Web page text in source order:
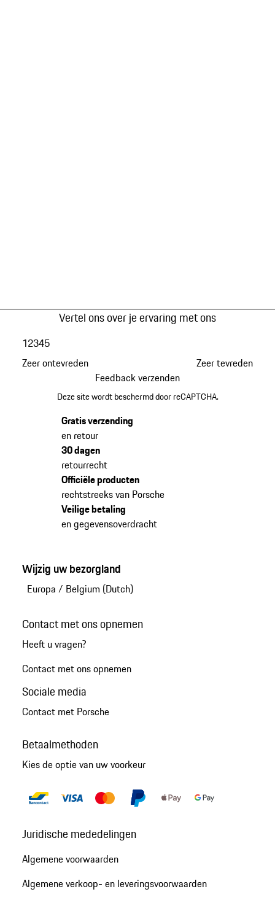
Vertel ons over je ervaring met ons
Zeer ontevreden
12345
Zeer tevreden
Feedback verzenden
Deze site wordt beschermd door reCAPTCHA.
Gratis verzending
en retour
30 dagen
retourrecht
Officiële producten
rechtstreeks van Porsche
Veilige betaling
en gegevensoverdracht
Wijzig uw bezorgland
Europa / Belgium (Dutch)
Contact met ons opnemen
Heeft u vragen?
Contact met ons opnemen
Sociale media
Contact met Porsche
Betaalmethoden
Kies de optie van uw voorkeur
Juridische mededelingen
Algemene voorwaarden
Algemene verkoop- en leveringsvoorwaarden